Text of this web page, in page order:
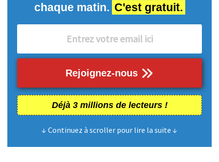
chaque matin. C'est gratuit.
Rejoignez-nous
Déjà 3 millions de lecteurs !
↓ Continuez à scroller pour lire la suite ↓